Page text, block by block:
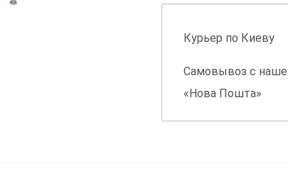
Курьер по Киеву
Самовывоз с
«Нова Пошта»